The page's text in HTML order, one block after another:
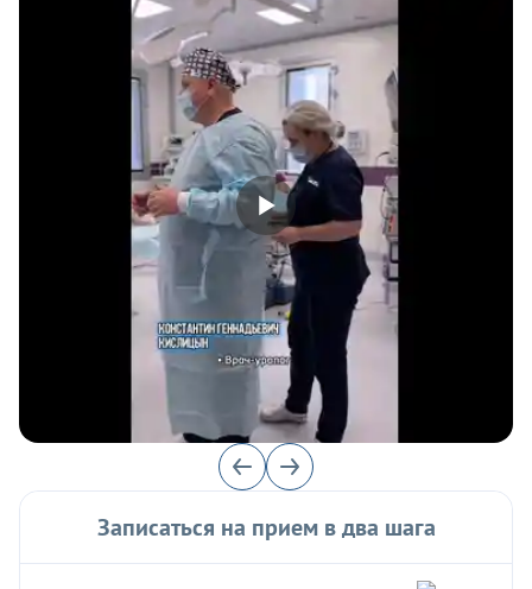
Записаться на прием в два шага